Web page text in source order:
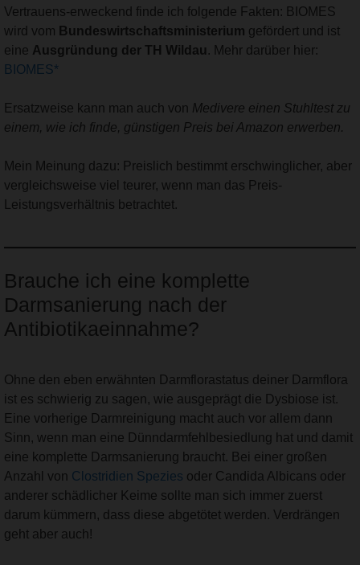
Vertrauens-erweckend finde ich folgende Fakten: BIOMES
wird vom Bundeswirtschaftsministerium gefördert und ist
eine Ausgründung der TH Wildau . Mehr darüber hier:
BIOMES*
Ersatzweise kann man auch von Medivere einen Stuhltest zu
einem, wie ich finde, günstigen Preis bei Amazon erwerben.
Mein Meinung dazu: Preislich bestimmt erschwinglicher, aber
vergleichsweise viel teurer, wenn man das Preis-
Leistungsverhältnis betrachtet.
Brauche ich eine komplette
Darmsanierung nach der
Antibiotikaeinnahme?
Ohne den eben erwähnten Darmflorastatus deiner Darmflora
ist es schwierig zu sagen, wie ausgeprägt die Dysbiose ist.
Eine vorherige Darmreinigung macht auch vor allem dann
Sinn, wenn man eine Dünndarmfehlbesiedlung hat und damit
eine komplette Darmsanierung braucht. Bei einer großen
Anzahl von Clostridien Spezies oder Candida Albicans oder
anderer schädlicher Keime sollte man sich immer zuerst
darum kümmern, dass diese abgetötet werden. Verdrängen
geht aber auch!